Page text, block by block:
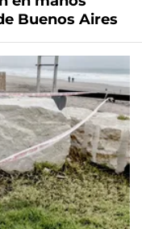
Buenos Aires